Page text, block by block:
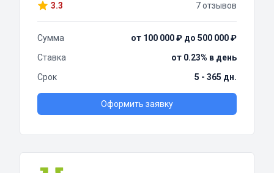
3.3 7 отзывов
Сумма
от 100 000 ₽ до 500 000 ₽
Ставка
от 0.23% в день
Срок
5 - 365 дн.
Оформить заявку